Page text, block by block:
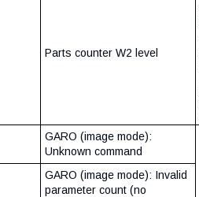
Parts counter W2 level
GARO (image mode):
Unknown command
GARO (image mode): Invalid
parameter count (no